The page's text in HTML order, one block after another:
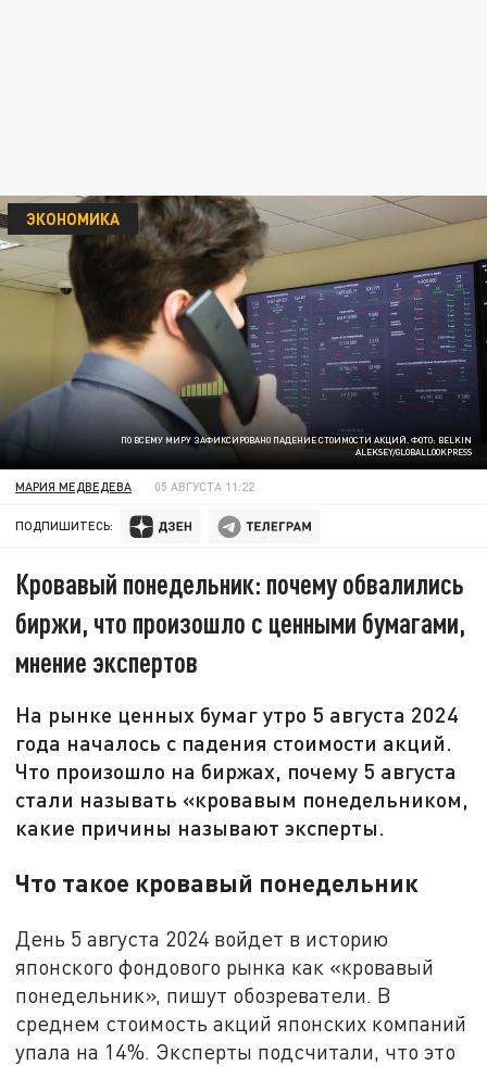
ПО ВСЕМУ МИРУ ЗАФИКСИРОВАНО ПАДЕНИЕ СТОИМОСТИ АКЦИЙ. ФОТО: BELKIN
ALEKSEY/GLOBALLOOKPRESS
ЭКОНОМИКА
МАРИЯ МЕДВЕДЕВА 05 АВГУСТА 11:22
ПОДПИШИТЕСЬ:
Кровавый понедельник: почему обвалились
биржи, что произошло с ценными бумагами,
мнение экспертов
На рынке ценных бумаг утро 5 августа 2024
года началось с падения стоимости акций.
Что произошло на биржах, почему 5 августа
стали называть «кровавым понедельником,
какие причины называют эксперты.
Что такое кровавый понедельник
День 5 августа 2024 войдет в историю
японского фондового рынка как «кровавый
понедельник», пишут обозреватели. В
среднем стоимость акций японских компаний
упала на 14%. Эксперты подсчитали, что это